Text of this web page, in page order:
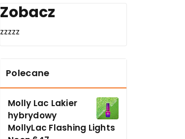
Zobacz
zzzzz
Polecane
Molly Lac Lakier
hybrydowy
MollyLac Flashing Lights